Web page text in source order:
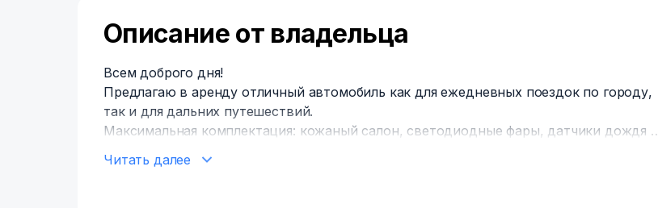
Описание от владельца
Всем доброго дня!
Предлагаю в аренду отличный автомобиль как для ежедневных поездок по городу,
так и для дальних путешествий.
Максимальная комплектация: кожаный салон, светодиодные фары, датчики дождя и
подключаемый полный привод.
Читать далее